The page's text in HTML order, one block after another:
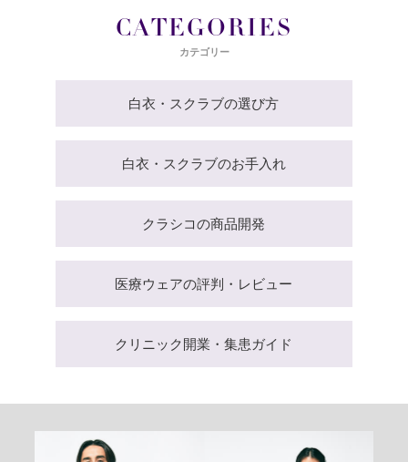
CATEGORIES
カテゴリー
白衣・スクラブの選び方
白衣・スクラブのお手入れ
クラシコの商品開発
医療ウェアの評判・レビュー
クリニック開業・集患ガイド